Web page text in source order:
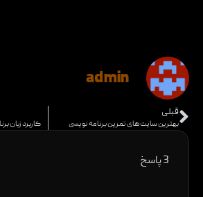
admin
قبلی
بهترین سایت های تمرین برنامه نویسی کاربرد زبان
3 پاسخ